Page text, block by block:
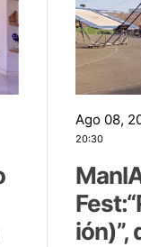
Ago 08,
20:30
ión)”,